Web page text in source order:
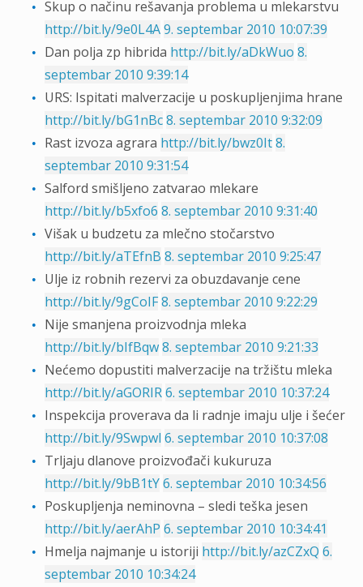
Skup o načinu rešavanja problema u mlekarstvu
http://bit.ly/9e0L4A9. septembar 2010 10:07:39
Dan polja zp hibrida http://bit.ly/aDkWuo 8.
septembar 2010 9:39:14
URS: Ispitati malverzacije u poskupljenjima hrane
http://bit.ly/bG1nBc8. septembar 2010 9:32:09
Rast izvoza agrara http://bit.ly/bwz0It8.
septembar 2010 9:31:54
Salford smišljeno zatvarao mlekare
http://bit.ly/b5xfo6 8. septembar 2010 9:31:40
Višak u budzetu za mlečno stočarstvo
http://bit.ly/aTEfnB 8. septembar 2010 9:25:47
Ulje iz robnih rezervi za obuzdavanje cene
http://bit.ly/9gCoIF8. septembar 2010 9:22:29
Nije smanjena proizvodnja mleka
http://bit.ly/bIfBqw8. septembar 2010 9:21:33
Nećemo dopustiti malverzacije na tržištu mleka
http://bit.ly/aGORIR6. septembar 2010 10:37:24
Inspekcija proverava da li radnje imaju ulje i šećer
http://bit.ly/9Swpwl 6. septembar 2010 10:37:08
Trljaju dlanove proizvođači kukuruza
http://bit.ly/9bB1tY6. septembar 2010 10:34:56
Poskupljenja neminovna – sledi teška jesen
http://bit.ly/aerAhP 6. septembar 2010 10:34:41
Hmelja najmanje u istoriji http://bit.ly/azCZxQ 6.
septembar 2010 10:34:24